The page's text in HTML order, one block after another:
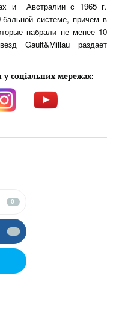
и Австралии с 1965 г.
системе, причем в
набрали не менее 10
Gault&Millau раздает
у соціальних мережах:
0